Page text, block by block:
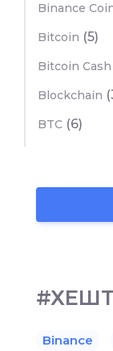
Binance
Bitcoin (5)
Bitcoin Cash
Blockchain
BTC (6)
Binance